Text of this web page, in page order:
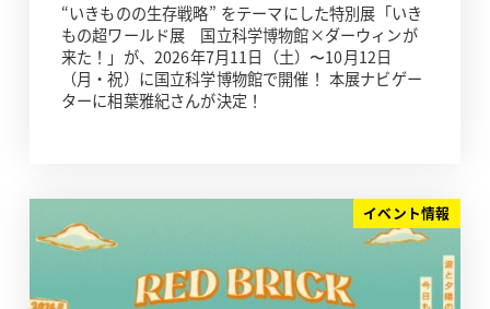
“いきものの生存戦略” をテーマにした特別展「いき
もの超ワールド展 国立科学博物館×ダーウィンが
来た！」が、2026年7月11日（土）〜10月12日
（月・祝）に国立科学博物館で開催！ 本展ナビゲー
ターに相葉雅紀さんが決定！
イベント情報